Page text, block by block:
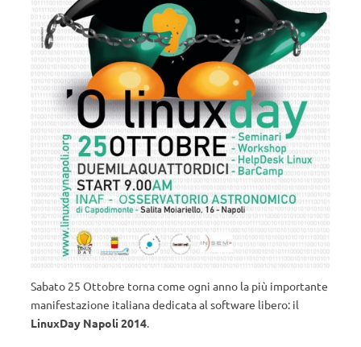
Sabato 25 Ottobre torna come ogni anno la più importante
manifestazione italiana dedicata al software libero: il
LinuxDay Napoli 2014.